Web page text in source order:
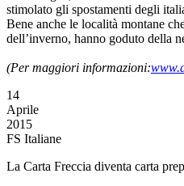
stimolato gli spostamenti degli
Bene anche le località montane
dell’inverno, hanno goduto della
(Per maggiori informazioni:
14
Aprile
2015
FS Italiane
La Carta Freccia diventa carta